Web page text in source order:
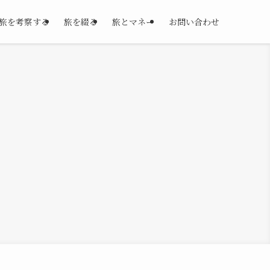
を考察する 旅を綴る 旅とマネー お問い合わせ